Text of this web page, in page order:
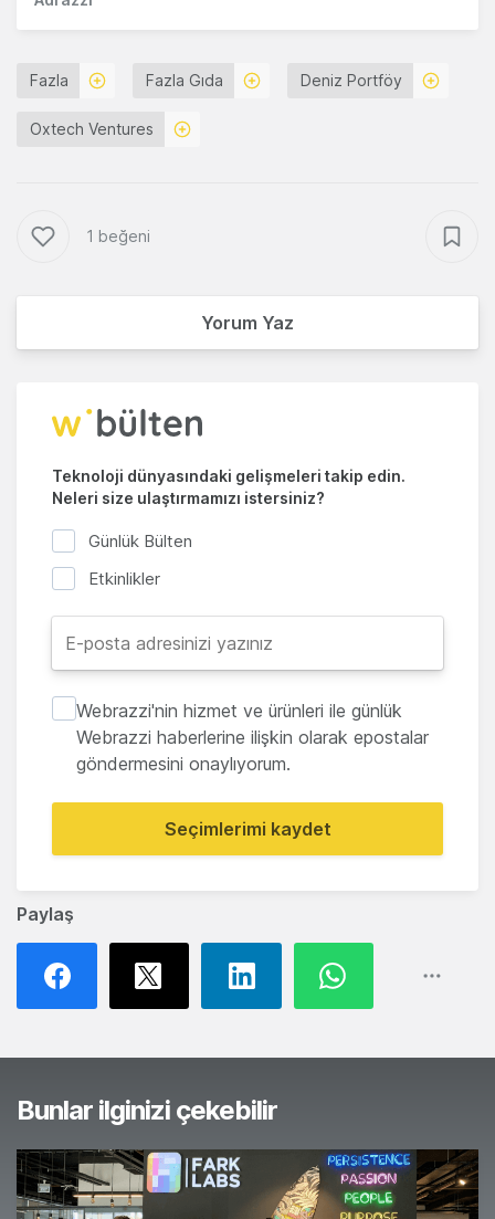
Paylaş
Fazla Fazla Gıda Deniz Portföy
Oxtech Ventures
1 beğeni
Yorum Yaz
Teknoloji dünyasındaki gelişmeleri takip edin.
Neleri size ulaştırmamızı istersiniz?
Günlük Bülten
Etkinlikler
Webrazzi'nin hizmet ve ürünleri ile günlük
Webrazzi haberlerine ilişkin olarak epostalar
göndermesini onaylıyorum.
Seçimlerimi kaydet
Bunlar ilginizi çekebilir